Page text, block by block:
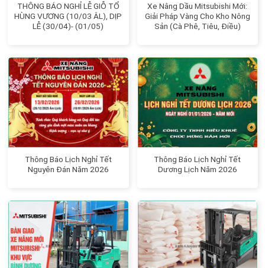
THÔNG BÁO NGHỈ LỄ GIỖ TỔ
HÙNG VƯƠNG (10/03 ÂL), DỊP
LỄ (30/04)- (01/05)
Xe Nâng Dầu Mitsubishi Mới:
Giải Pháp Vàng Cho Kho Nông
Sản (Cà Phê, Tiêu, Điều)
Thông Báo Lịch Nghỉ Tết
Nguyên Đán Năm 2026
Thông Báo Lịch Nghỉ Tết
Dương Lịch Năm 2026